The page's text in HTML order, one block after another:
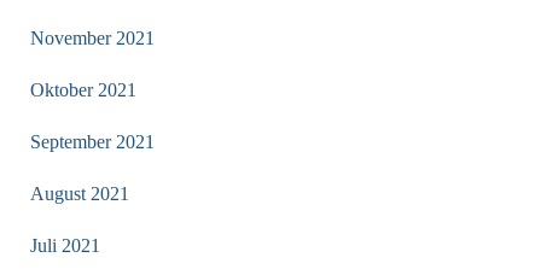
November 2021
Oktober 2021
September 2021
August 2021
Juli 2021